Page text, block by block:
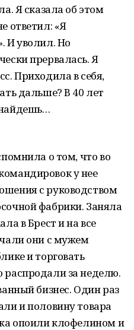
Я сказала об этом
ответил: «Я
И уволил. Но
прервалась. Я
Приходила в себя,
дальше? В 40 лет
о том, что во
у нее
с руководством
фабрики. Заняла
в Брест и на все
они с мужем
и торговать
за неделю.
бизнес. Один раз
и половину товара
опоили клофелином и